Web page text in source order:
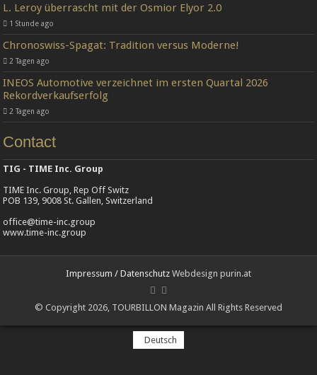
L. Leroy überrascht mit der Osmior Elyor 2.0
1 Stunde ago
Chronoswiss-Spagat: Tradition versus Moderne!
2 Tagen ago
INEOS Automotive verzeichnet im ersten Quartal 2026
Rekordverkaufserfolg
2 Tagen ago
Contact
TIG - TIME Inc. Group
TIME Inc. Group, Rep Off Switz
POB 139, 9008 St. Gallen, Switzerland
office@time-inc.group
www.time-inc.group
Impressum / Datenschutz Webdesign purin.at
© Copyright 2026, TOURBILLON Magazin All Rights Reserved
Deutsch